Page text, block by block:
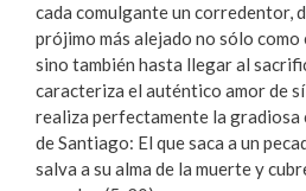
cada comulgante un corredentor,
prójimo más alejado no sólo como
sino también hasta llegar al
caracteriza el auténtico amor de
realiza perfectamente la gradiosa
de Santiago: El que saca a un
salva a su alma de la muerte y